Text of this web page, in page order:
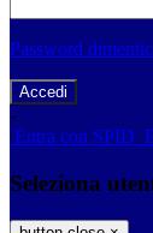
Password
-
Entra con SPID
Seleziona